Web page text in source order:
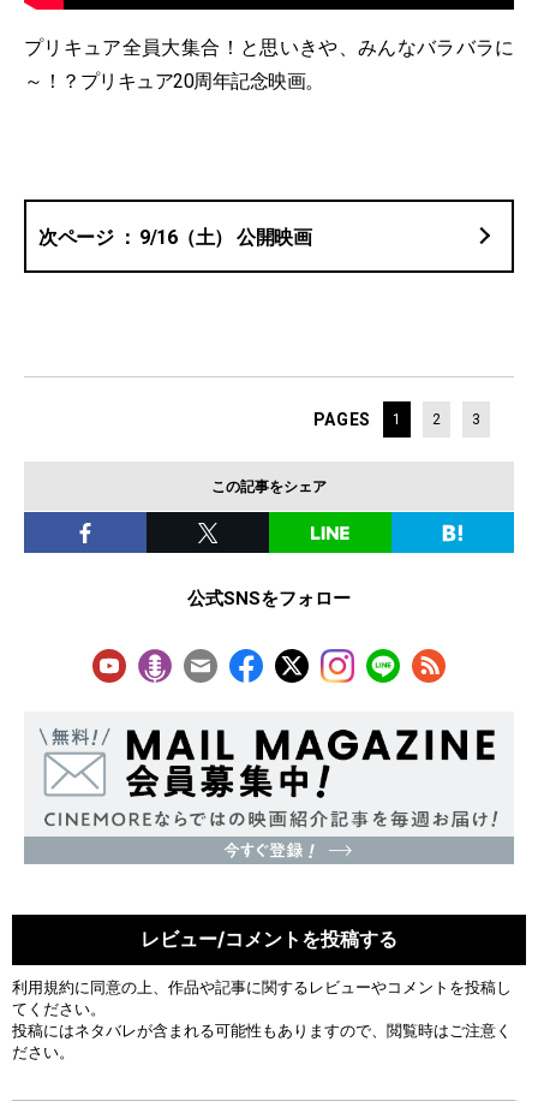
プリキュア全員大集合！と思いきや、みんなバラバラに
～！？プリキュア20周年記念映画。
9/16（土） 公開映画
PAGES 1 2 3
この記事をシェア
公式SNSをフォロー
レビュー/コメントを投稿する
利用規約に同意の上、作品や記事に関するレビューやコメントを投稿し
てください。
投稿にはネタバレが含まれる可能性もありますので、閲覧時はご注意く
ださい。